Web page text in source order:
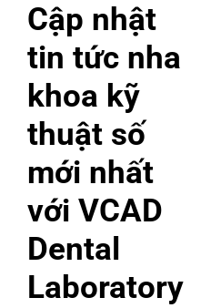
Cập nhật
tin tức nha
khoa kỹ
thuật số
mới nhất
với VCAD
Dental
Laboratory